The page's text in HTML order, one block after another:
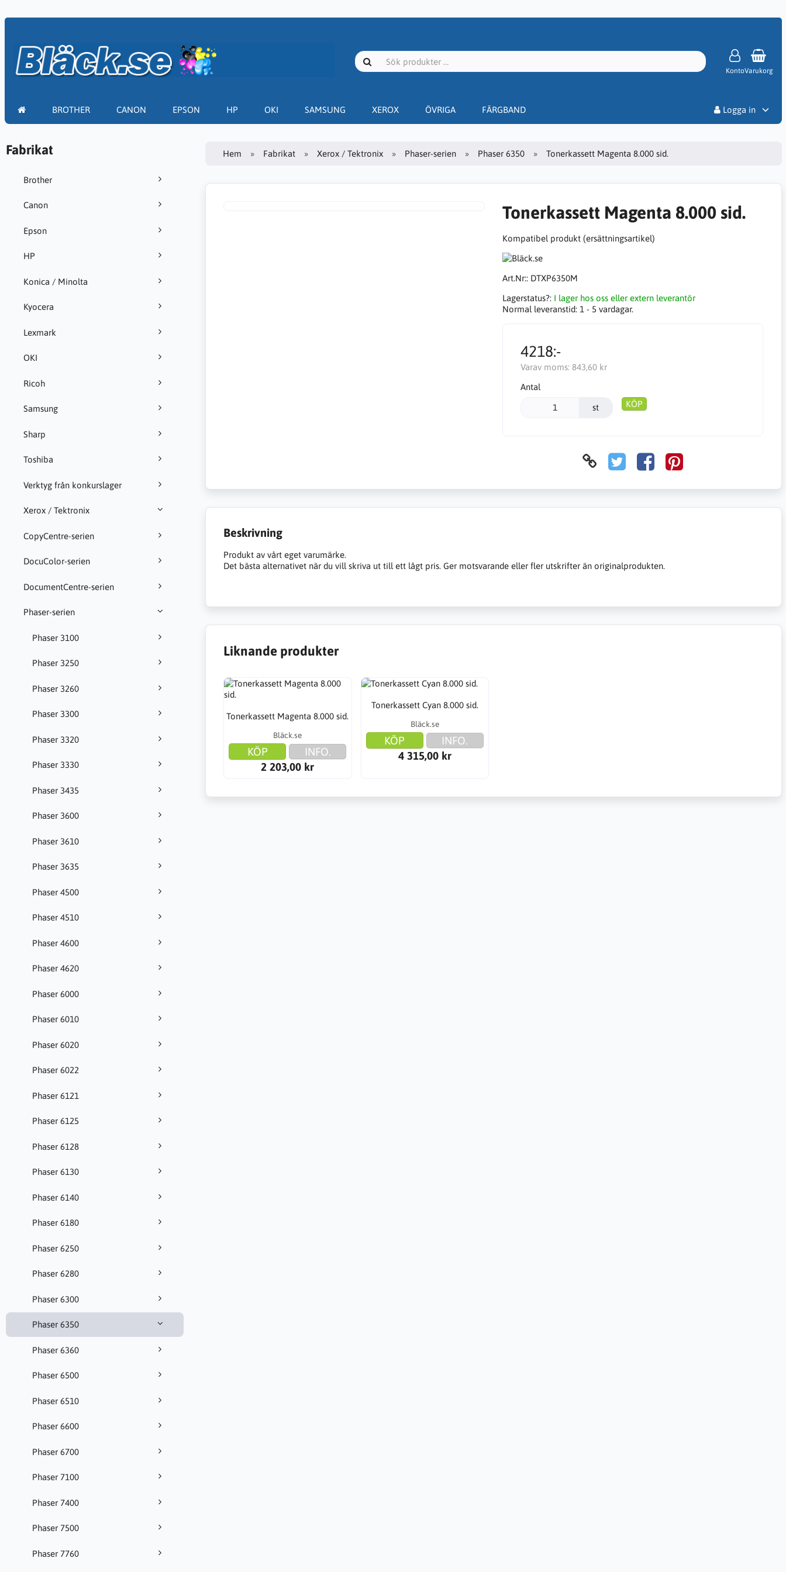
KontoVarukorg
BROTHER CANON EPSON HP OKI SAMSUNG XEROX ÖVRIGA FÄRGBAND
Logga in
Fabrikat
Brother
Canon
Epson
HP
Konica / Minolta
Kyocera
Lexmark
OKI
Ricoh
Samsung
Sharp
Toshiba
Verktyg från konkurslager
Xerox / Tektronix
CopyCentre-serien
DocuColor-serien
DocumentCentre-serien
Phaser-serien
Phaser 3100
Phaser 3250
Phaser 3260
Phaser 3300
Phaser 3320
Phaser 3330
Phaser 3435
Phaser 3600
Phaser 3610
Phaser 3635
Phaser 4500
Phaser 4510
Phaser 4600
Phaser 4620
Phaser 6000
Phaser 6010
Phaser 6020
Phaser 6022
Phaser 6121
Phaser 6125
Phaser 6128
Phaser 6130
Phaser 6140
Phaser 6180
Phaser 6250
Phaser 6280
Phaser 6300
Phaser 6350
Phaser 6360
Phaser 6500
Phaser 6510
Phaser 6600
Phaser 6700
Phaser 7100
Phaser 7400
Phaser 7500
Phaser 7760
Hem Fabrikat Xerox / Tektronix Phaser-serien Phaser 6350 Tonerkassett Magenta 8.000 sid.
Tonerkassett Magenta 8.000 sid.
Kompatibel produkt (ersättningsartikel)
Art.Nr:: DTXP6350M
Lagerstatus?: I lager hos oss eller extern leverantör
Normal leveranstid: 1 - 5 vardagar.
4218:-
Varav moms: 843,60 kr
Antal
st KÖP
Beskrivning
Produkt av vårt eget varumärke.
Det bästa alternativet när du vill skriva ut till ett lågt pris. Ger motsvarande eller fler utskrifter än originalprodukten.
Liknande produkter
Tonerkassett Magenta 8.000 sid.
Bläck.se
KÖP
INFO.
2 203,00 kr
Tonerkassett Cyan 8.000 sid.
Bläck.se
KÖP
INFO.
4 315,00 kr